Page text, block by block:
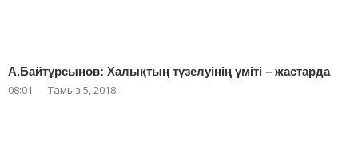
А.Байтұрсынов: Халықтың түзелуінің үміті – жастарда
08:01 Тамыз 5, 2018